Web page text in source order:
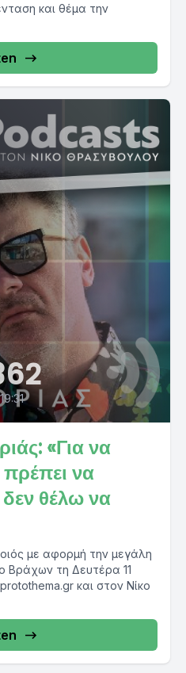
και θέμα την
«Για να
να
θέλω να
με αφορμή την μεγάλη
Βράχων τη Δευτέρα 11
και στον Νίκο